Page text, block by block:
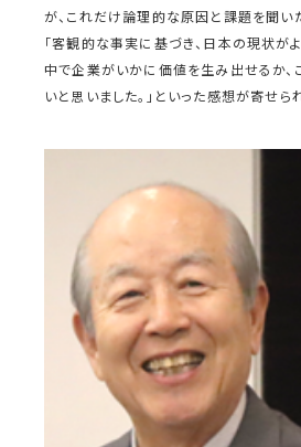
が、これだけ論理的な原因と課題を聞い
「客観的な事実に基づき、日本の現状が
中で企業がいかに価値を生み出せるか、
いと思いました。」といった感想が寄せら